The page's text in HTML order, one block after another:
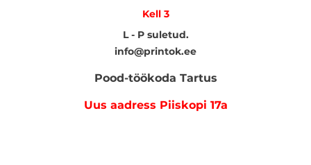
Kell 3
L - P suletud.
info@printok.ee
Pood-töökoda Tartus
Uus aadress Piiskopi 17a